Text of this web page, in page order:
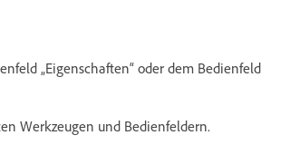
„Eigenschaften“ oder dem Bedienfeld
Werkzeugen und Bedienfeldern.